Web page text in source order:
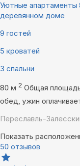
Уютные апартаменты
деревянном доме
9 гостей
5 кроватей
3 спальни
80 м 2 Общая
обед, ужин
Переславль-
Показать
50 отзывов